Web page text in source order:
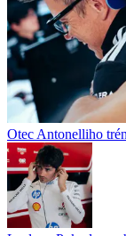
Otec Antonelliho